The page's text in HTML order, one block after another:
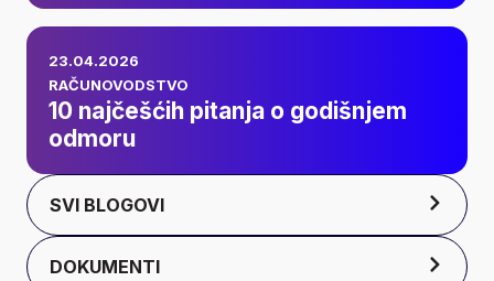
10 najčešćih pitanja
o godišnjem
odmoru
23.04.2026
RAČUNOVODSTVO
10 najčešćih pitanja o godišnjem
odmoru
SVI BLOGOVI
DOKUMENTI